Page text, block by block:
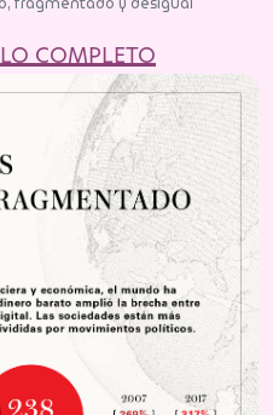
COMPLETO